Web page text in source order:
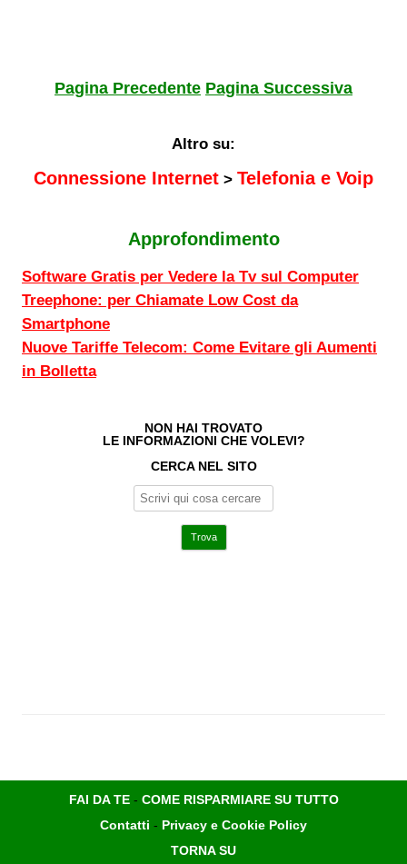
Pagina Precedente Pagina Successiva
Altro su:
Connessione Internet > Telefonia e Voip
Approfondimento
Software Gratis per Vedere la Tv sul Computer
Treephone: per Chiamate Low Cost da
Smartphone
Nuove Tariffe Telecom: Come Evitare gli Aumenti
in Bolletta
NON HAI TROVATO
LE INFORMAZIONI CHE VOLEVI?
CERCA NEL SITO
FAI DA TE- COME RISPARMIARE SU TUTTO
Contatti - Privacy e Cookie Policy
TORNA SU